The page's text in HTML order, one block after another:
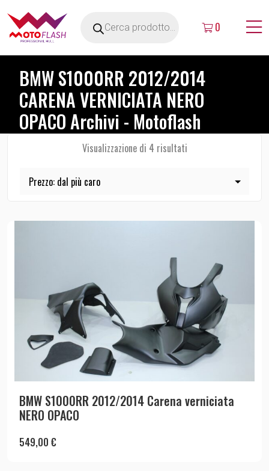
0
BMW S1000RR 2012/2014
CARENA VERNICIATA NERO
OPACO Archivi - Motoflash
Visualizzazione di 4 risultati
BMW S1000RR 2012/2014 Carena verniciata
NERO OPACO
549,00 €